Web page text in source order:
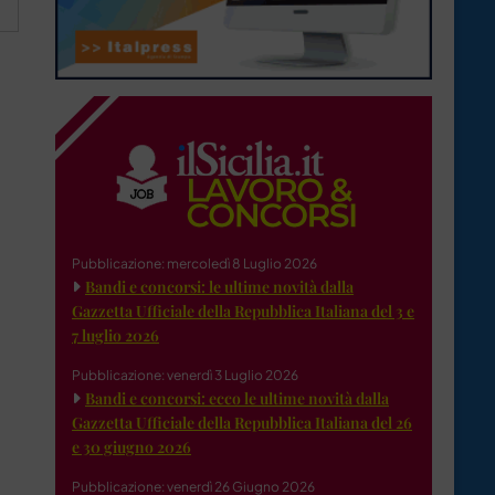
Pubblicazione: mercoledì 8 Luglio 2026
Bandi e concorsi: le ultime novità dalla
Gazzetta Ufficiale della Repubblica Italiana del 3 e
7 luglio 2026
Pubblicazione: venerdì 3 Luglio 2026
Bandi e concorsi: ecco le ultime novità dalla
Gazzetta Ufficiale della Repubblica Italiana del 26
e 30 giugno 2026
Pubblicazione: venerdì 26 Giugno 2026